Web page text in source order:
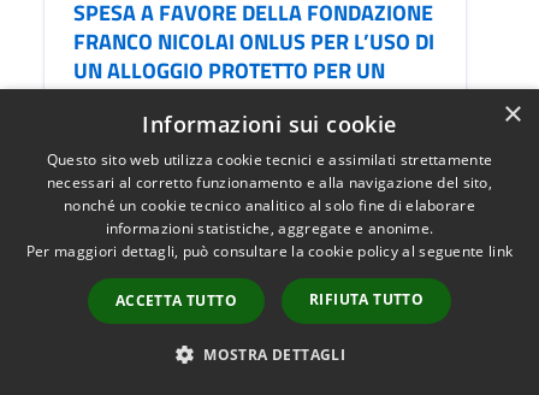
SPESA A FAVORE DELLA FONDAZIONE
FRANCO NICOLAI ONLUS PER L’USO DI
UN ALLOGGIO PROTETTO PER UN
INQUILINO ASSEGNATARIO DI UN
ALLOGGIO SAP IN RISTRUTTURAZIONE
CIG:B01119887A. PROVVEDIMENTO
RECOVERY PLAN N. 32.
Determinazione dirigenziale n.
140/2024 AFFIDAMENTO SERVIZIO DI
×
Informazioni sui cookie
Questo sito web utilizza cookie tecnici e assimilati strettamente
necessari al corretto funzionamento e alla navigazione del sito,
nonché un cookie tecnico analitico al solo fine di elaborare
informazioni statistiche, aggregate e anonime.
Per maggiori dettagli, può consultare la cookie policy al seguente link
ACCETTA TUTTO RIFIUTA TUTTO
MOSTRA DETTAGLI